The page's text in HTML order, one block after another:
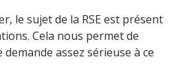
le sujet de la RSE est présent
Cela nous permet de
assez sérieuse à ce